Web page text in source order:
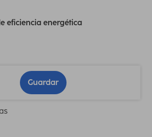
eficiencia energética
Guardar